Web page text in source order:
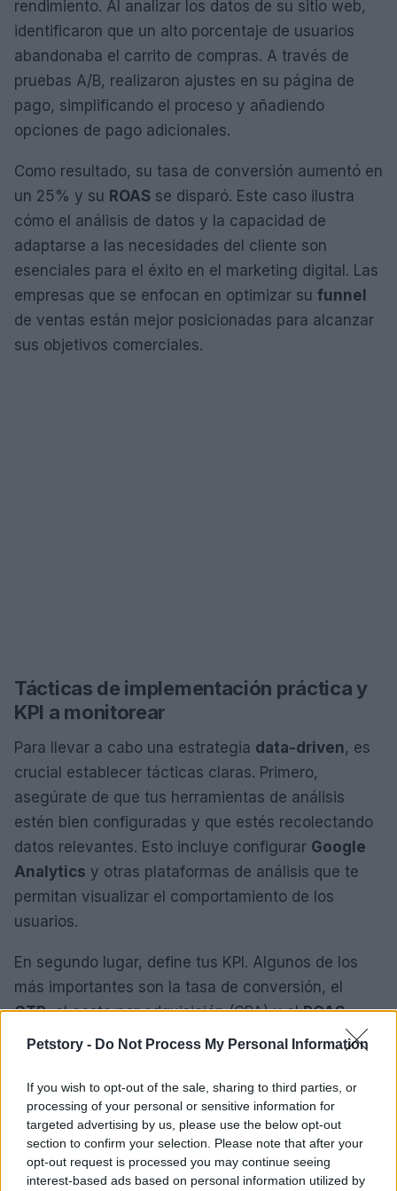
Petstory - Do Not Process My Personal Information
If you wish to opt-out of the sale, sharing to third parties, or
processing of your personal or sensitive information for
targeted advertising by us, please use the below opt-out
section to confirm your selection. Please note that after your
opt-out request is processed you may continue seeing
interest-based ads based on personal information utilized by
rendimiento. Al analizar los datos de su sitio web,
identificaron que un alto porcentaje de usuarios
abandonaba el carrito de compras. A través de
pruebas A/B, realizaron ajustes en su página de
pago, simplificando el proceso y añadiendo
opciones de pago adicionales.
Como resultado, su tasa de conversión aumentó en
un 25% y su ROAS se disparó. Este caso ilustra
cómo el análisis de datos y la capacidad de
adaptarse a las necesidades del cliente son
esenciales para el éxito en el marketing digital. Las
empresas que se enfocan en optimizar su funnel
de ventas están mejor posicionadas para alcanzar
sus objetivos comerciales.
Tácticas de implementación práctica y
KPI a monitorear
Para llevar a cabo una estrategia data-driven, es
crucial establecer tácticas claras. Primero,
asegúrate de que tus herramientas de análisis
estén bien configuradas y que estés recolectando
datos relevantes. Esto incluye configurar Google
Analytics y otras plataformas de análisis que te
permitan visualizar el comportamiento de los
usuarios.
En segundo lugar, define tus KPI. Algunos de los
más importantes son la tasa de conversión, el
CTR, el costo por adquisición (CPA) y elROAS.
Establecer metas claras para cada uno de estos
campañas y realizar ajustes en tiempo real.
Finalmente, no olvides la importancia de la
retroalimentación. Utiliza encuestas y análisis de la
experiencia del cliente para entender mejor cómo